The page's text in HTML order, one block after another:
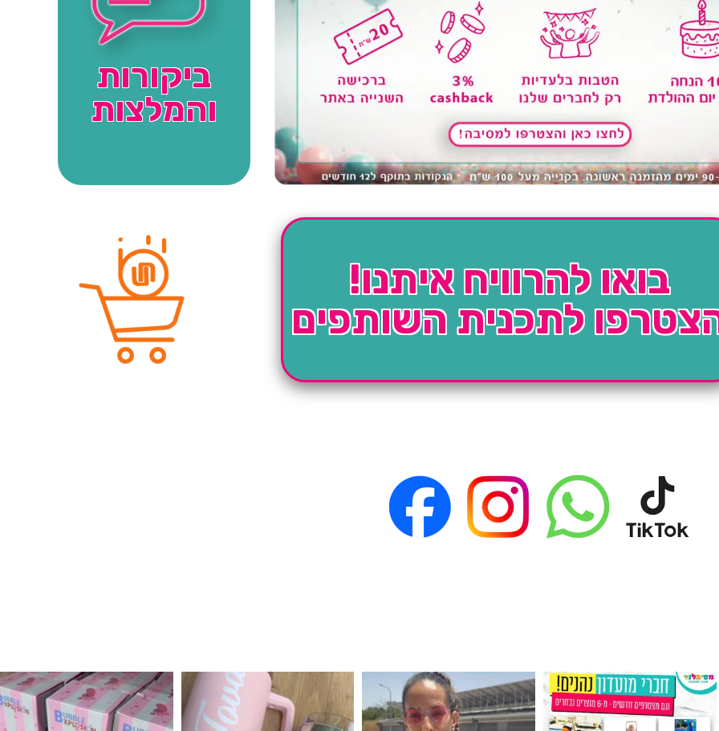
ביקורות
והמלצות
בואו להרוויח איתנו!
לתכנית השותפים
מין העובר רק במסיבלנד !! קיים
כוס נירוסטה ענקית שכול אחד צריך! קיימת באתר ובסניהמוצר הכי מבוקש שלנו מטף לגילוי מין העובר חזר למלא